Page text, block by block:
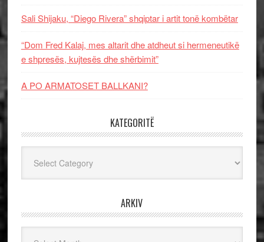
Sali Shijaku, “Diego Rivera” shqiptar i artit tonë kombëtar
“Dom Fred Kalaj, mes altarit dhe atdheut si hermeneutikë
e shpresës, kujtesës dhe shërbimit”
A PO ARMATOSET BALLKANI?
KATEGORITË
ARKIV